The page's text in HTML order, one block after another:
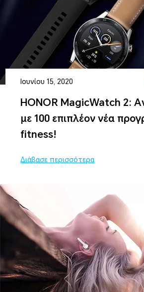
Ιουνίου 15, 2020
HONOR MagicWatch 2:
με 100 επιπλέον νέα
fitness!
Διάβασε περισσότερα